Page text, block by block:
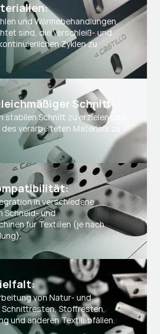
und Wärmebehandlungen,
sind, die Verschleiß- und
Zyklen zu
Schnitt:
stabilen Schnitt zu erzielen und
verarbeiteten Materials zu
in verschiedene
Schneid- und
für Textilien (je nach
von Natur- und
Stoffresten,
und anderen Textilabfällen.